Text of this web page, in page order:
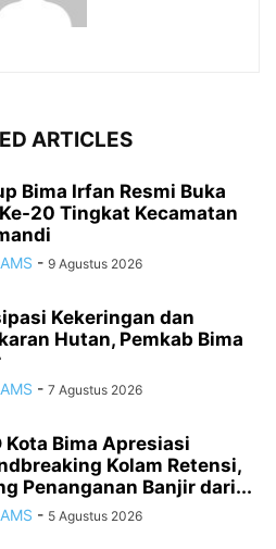
ARTICLES
Bima Irfan Resmi Buka
20 Tingkat Kecamatan
- 9 Agustus 2026
Kekeringan dan
Hutan, Pemkab Bima
- 7 Agustus 2026
Kota Bima Apresiasi
Kolam Retensi,
Penanganan Banjir dari...
- 5 Agustus 2026